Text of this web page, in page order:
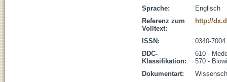
Sprache:
Englisch
Referenz zum
Volltext:
http://
ISSN:
0340-7004
DDC-
Klassifikation:
610 -
570 -
Dokumentart: